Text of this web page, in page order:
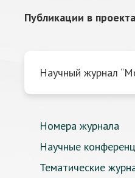
Публикации в
Научный журнал
Номера журнала
Научные
Тематические